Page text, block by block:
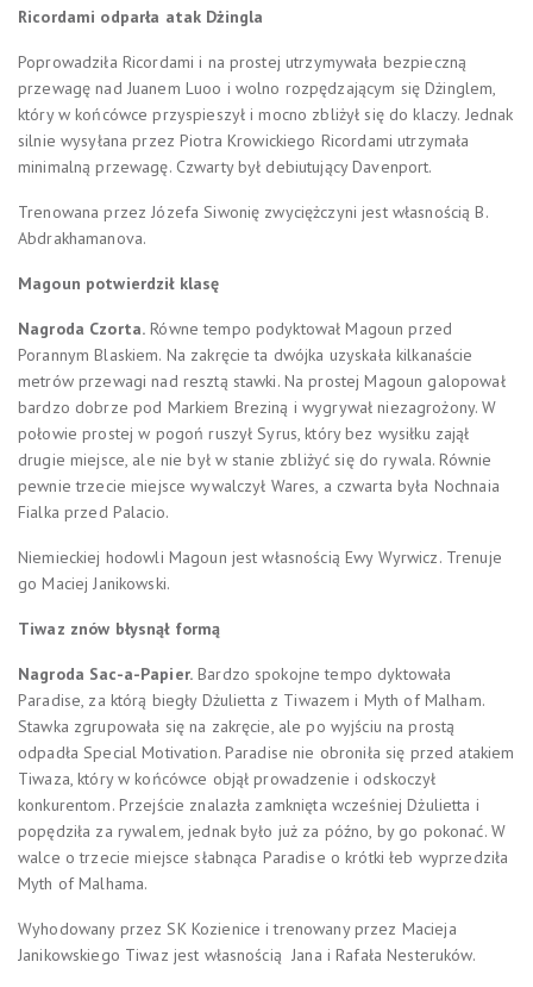
Ricordami odparła atak Dżingla
Poprowadziła Ricordami i na prostej utrzymywała bezpieczną
przewagę nad Juanem Luoo i wolno rozpędzającym się Dżinglem,
który w końcówce przyspieszył i mocno zbliżył się do klaczy. Jednak
silnie wysyłana przez Piotra Krowickiego Ricordami utrzymała
minimalną przewagę. Czwarty był debiutujący Davenport.
Trenowana przez Józefa Siwonię zwyciężczyni jest własnością B.
Abdrakhamanova.
Magoun potwierdził klasę
Nagroda Czorta. Równe tempo podyktował Magoun przed
Porannym Blaskiem. Na zakręcie ta dwójka uzyskała kilkanaście
metrów przewagi nad resztą stawki. Na prostej Magoun galopował
bardzo dobrze pod Markiem Breziną i wygrywał niezagrożony. W
połowie prostej w pogoń ruszył Syrus, który bez wysiłku zajął
drugie miejsce, ale nie był w stanie zbliżyć się do rywala. Równie
pewnie trzecie miejsce wywalczył Wares, a czwarta była Nochnaia
Fialka przed Palacio.
Niemieckiej hodowli Magoun jest własnością Ewy Wyrwicz. Trenuje
go Maciej Janikowski.
Tiwaz znów błysnął formą
Nagroda Sac-a-Papier.Bardzo spokojne tempo dyktowała
Paradise, za którą biegły Dżulietta z Tiwazem i Myth of Malham.
Stawka zgrupowała się na zakręcie, ale po wyjściu na prostą
odpadła Special Motivation. Paradise nie obroniła się przed atakiem
Tiwaza, który w końcówce objął prowadzenie i odskoczył
konkurentom. Przejście znalazła zamknięta wcześniej Dżulietta i
popędziła za rywalem, jednak było już za późno, by go pokonać. W
walce o trzecie miejsce słabnąca Paradise o krótki łeb wyprzedziła
Myth of Malhama.
Wyhodowany przez SK Kozienice i trenowany przez Macieja
Janikowskiego Tiwaz jest własnością Jana i Rafała Nesteruków.